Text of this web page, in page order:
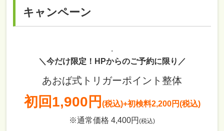
キャンペーン
.
＼今だけ限定！HPからのご予約に限り／
あおば式トリガーポイント整体
初回1,900円 (税込)+初検料2,200円(税込)
※通常価格 4,400円 (税込)